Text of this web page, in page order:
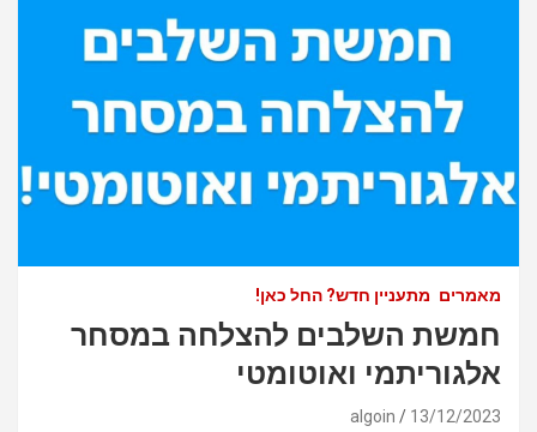
מאמרים מתעניין חדש? החל כאן!
חמשת השלבים להצלחה במסחר
אלגוריתמי ואוטומטי
13/12/2023
algoin